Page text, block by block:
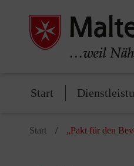
Start
Start „Pakt für den